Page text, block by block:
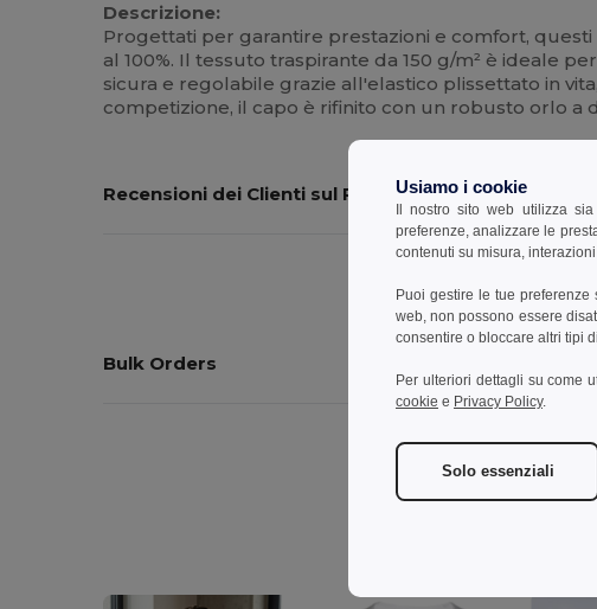
Descrizione:
Progettati per garantire prestazioni e comfort,
al 100%. Il tessuto traspirante da 150 g/m² è ideale
sicura e regolabile grazie all'elastico plissettato in
competizione, il capo è rifinito con un robusto orlo a
Recensioni dei Clienti sul Prodotto
Bulk Orders
Usiamo i cookie
Il nostro sito web utilizza
preferenze, analizzare le
contenuti su misura,
Puoi gestire le tue
web, non possono essere
consentire o bloccare altri tipi
Per ulteriori dettagli su come
cookie e Privacy Policy.
Solo essenziali